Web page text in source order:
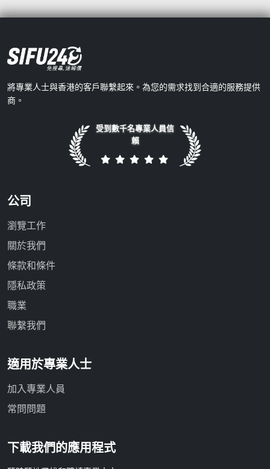
將專業人士與香港的客戶聯繫起來。為您的需求找到合適的服務提供
商。
受到數千名專業人員信
賴
公司
瀏覽工作
關於我們
條款和條件
隱私政策
職業
聯繫我們
適用於專業人士
加入專業人員
常問問題
下載我們的應用程式